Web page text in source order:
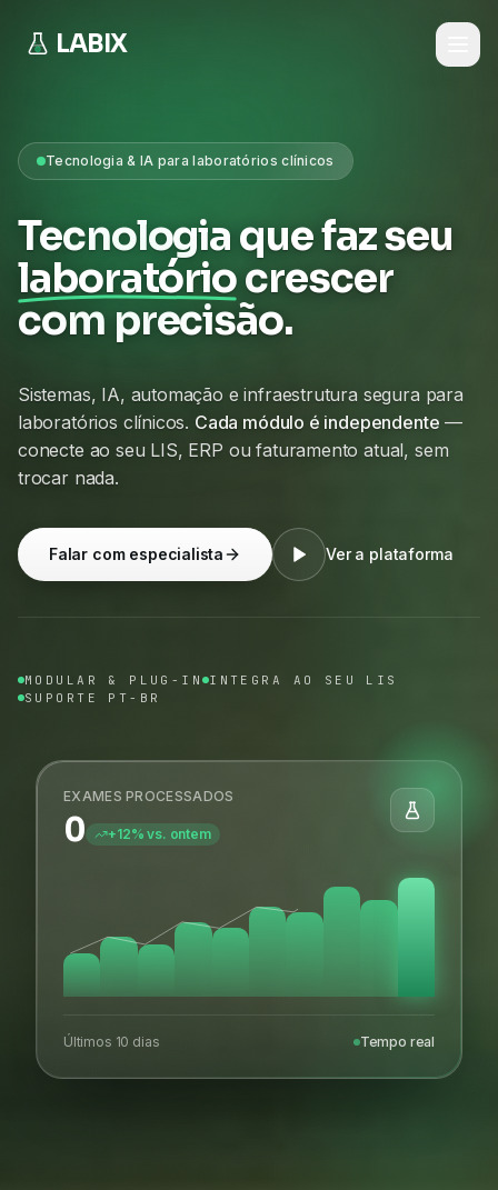
LABIX
Tecnologia & IA para laboratórios clínicos
Tecnologia que faz seu
laboratóriocrescer
com precisão.
Sistemas, IA, automação e infraestrutura segura para
laboratórios clínicos. Cada módulo é independente —
conecte ao seu LIS, ERP ou faturamento atual, sem
trocar nada.
Falar com especialista Ver a plataforma
MODULAR & PLUG-IN INTEGRA AO SEU LIS
SUPORTE PT-BR
EXAMES PROCESSADOS
0 +12% vs. ontem
Últimos 10 dias Tempo real